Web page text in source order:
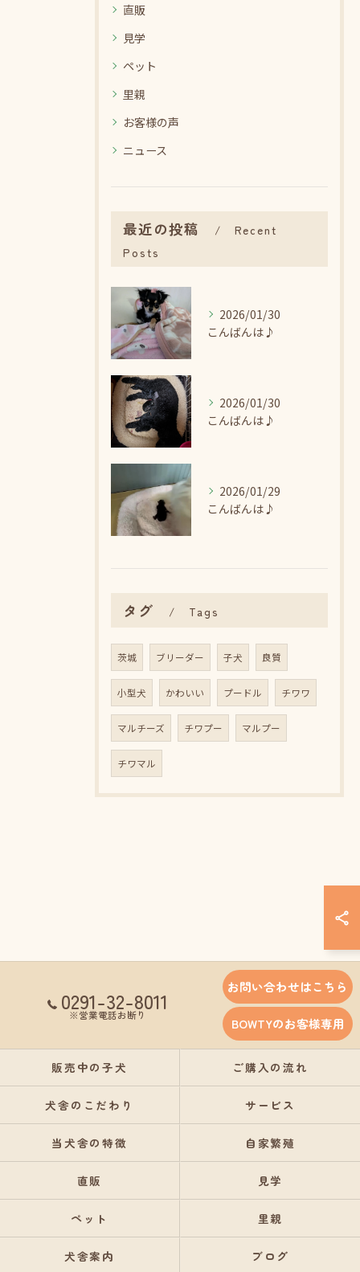
直販
見学
ペット
里親
お客様の声
ニュース
最近の投稿
Recent
Posts
2026/01/30
こんばんは♪
2026/01/30
こんばんは♪
2026/01/29
こんばんは♪
タグ Tags
茨城 ブリーダー 子犬 良質
小型犬 かわいい プードル チワワ
マルチーズ チワプー マルプー
チワマル
0291-32-8011
※営業電話お断り
お問い合わせはこちら
BOWTYのお客様専用
販売中の子犬 ご購入の流れ
犬舎のこだわり サービス
当犬舎の特徴 自家繁殖
直販 見学
ペット 里親
犬舎案内 ブログ